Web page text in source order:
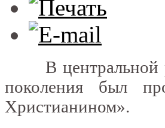
В центральной
поколения был
Христианином».